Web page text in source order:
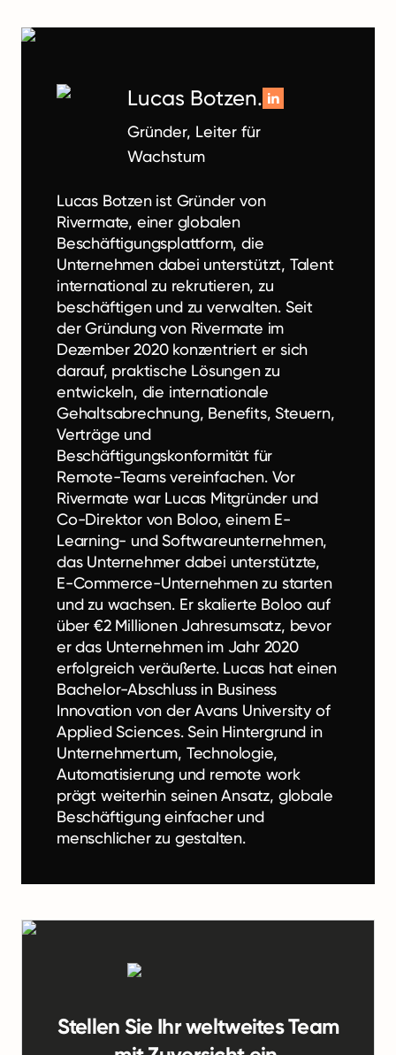
Lucas Botzen.
Gründer, Leiter für
Wachstum
Lucas Botzen ist Gründer von
Rivermate, einer globalen
Beschäftigungsplattform, die
Unternehmen dabei unterstützt, Talent
international zu rekrutieren, zu
beschäftigen und zu verwalten. Seit
der Gründung von Rivermate im
Dezember 2020 konzentriert er sich
darauf, praktische Lösungen zu
entwickeln, die internationale
Gehaltsabrechnung, Benefits, Steuern,
Verträge und
Beschäftigungskonformität für
Remote-Teams vereinfachen. Vor
Rivermate war Lucas Mitgründer und
Co-Direktor von Boloo, einem E-
Learning- und Softwareunternehmen,
das Unternehmer dabei unterstützte,
E-Commerce-Unternehmen zu starten
und zu wachsen. Er skalierte Boloo auf
über €2 Millionen Jahresumsatz, bevor
er das Unternehmen im Jahr 2020
erfolgreich veräußerte. Lucas hat einen
Bachelor-Abschluss in Business
Innovation von der Avans University of
Applied Sciences. Sein Hintergrund in
Unternehmertum, Technologie,
Automatisierung und remote work
prägt weiterhin seinen Ansatz, globale
Beschäftigung einfacher und
menschlicher zu gestalten.
Stellen Sie Ihr weltweites Team